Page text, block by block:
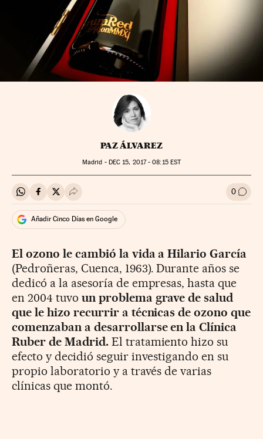
PAZ ÁLVAREZ
Madrid - DEC 15, 2017 - 08:15EST
Compartir en Whatsapp
Compartir en Facebook
Compartir en Twitter
Desplegar Redes Sociales 0 Ir a
Añadir Cinco Días en Google
El ozono le cambió la vida a Hilario García
(Pedroñeras, Cuenca, 1963). Durante años se
dedicó a la asesoría de empresas, hasta que
en 2004 tuvo un problema grave de salud
que le hizo recurrir a técnicas de ozono que
comenzaban a desarrollarse en la Clínica
Ruber de Madrid.El tratamiento hizo su
efecto y decidió seguir investigando en su
propio laboratorio y a través de varias
clínicas que montó.